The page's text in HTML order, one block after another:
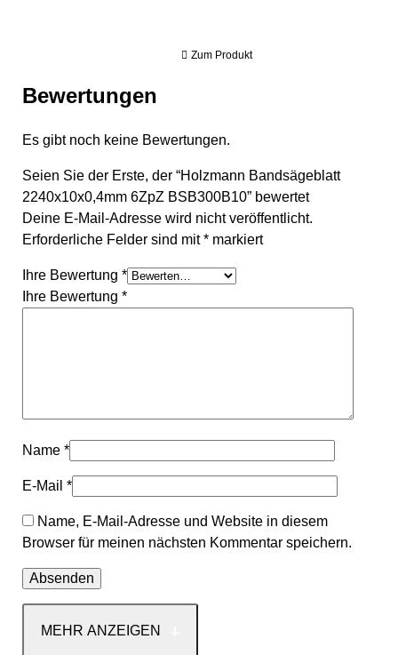
Zum Produkt
Bewertungen
Es gibt noch keine Bewertungen.
Seien Sie der Erste, der “Holzmann Bandsägeblatt
2240x10x0,4mm 6ZpZ BSB300B10” bewertet
Deine E-Mail-Adresse wird nicht veröffentlicht.
Erforderliche Felder sind mit* markiert
Ihre Bewertung *
Ihre Bewertung *
Name *
E-Mail *
Name, E-Mail-Adresse und Website in diesem
Browser für meinen nächsten Kommentar speichern.
MEHR ANZEIGEN